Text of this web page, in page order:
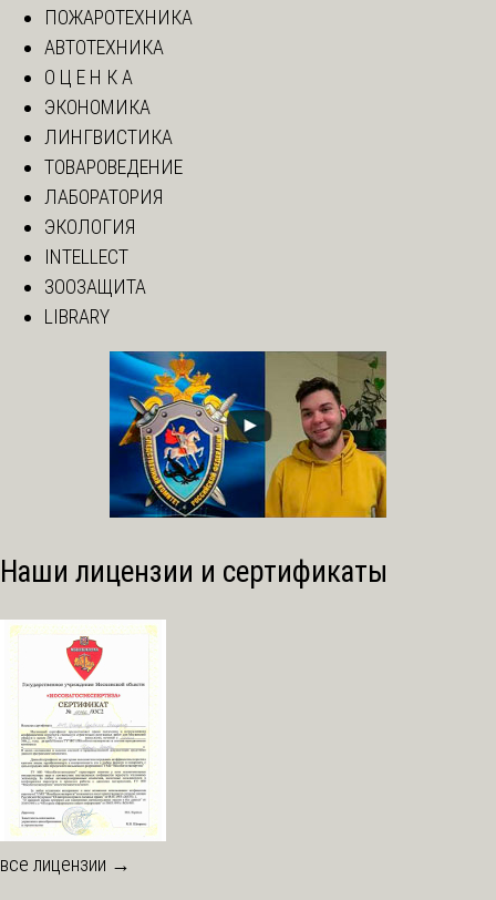
ПОЖАРОТЕХНИКА
АВТОТЕХНИКА
О Ц Е Н К А
ЭКОНОМИКА
ЛИНГВИСТИКА
ТОВАРОВЕДЕНИЕ
ЛАБОРАТОРИЯ
ЭКОЛОГИЯ
INTELLECT
ЗООЗАЩИТА
LIBRARY
Наши лицензии и сертификаты
все лицензии →